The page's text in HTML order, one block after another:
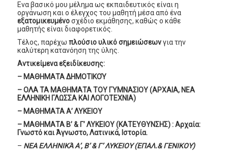
Ενα βασικό μου μέλημα ως εκπαιδευτικός είναι η
οργάνωση και ο έλεγχος του μαθητή μέσα από ένα
εξατομικευμένοσχέδιο εκμάθησης, καθώς ο κάθε
μαθητής είναι διαφορετικός.
Τέλος, παρέχωπλούσιο υλικό σημειώσεωνγια την
καλύτερη κατανόηση της ύλης.
Αντικείμενα εξειδίκευσης:
– ΜΑΘΗΜΑΤΑ ΔΗΜΟΤΙΚΟΎ
– ΟΛΑ ΤΑ ΜΑΘΗΜΑΤΑ ΤΟΥ ΓΥΜΝΑΣΙΟΥ (ΑΡΧΑΙΑ, ΝΕΑ
ΕΛΛΗΝΙΚΗ ΓΛΩΣΣΑ ΚΑΙ ΛΟΓΟΤΕΧΝΙΑ)
– ΜΑΘΗΜΑΤΑ Α’ ΛΥΚΕΙΟΥ
– ΜΑΘΗΜΑΤΑ Β’ & Γ’ ΛΥΚΕΙΟΥ (ΚΑΤΕΥΘΥΝΣΗΣ) : Αρχαία:
Γνωστό και Άγνωστο, Λατινικά, Ιστορία.
– ΝΕΑ ΕΛΛΗΝΙΚΆ Α’, Β’ & Γ’ ΛΥΚΕΙΟΥ (ΕΠΑΛ.& ΓΕΝΙΚΟΥ)